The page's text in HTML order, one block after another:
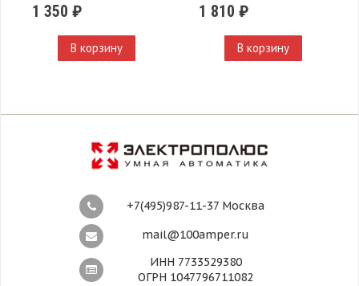
1 350 ₽
В корзину
1 810 ₽
В корзину
+7(495)987-11-37 Москва
mail@100amper.ru
ИНН 7733529380
ОГРН 1047796711082